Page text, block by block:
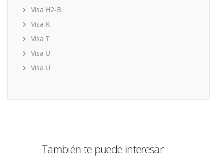
Visa H2-B
Visa K
Visa T
Visa U
Visa U
También te puede interesar